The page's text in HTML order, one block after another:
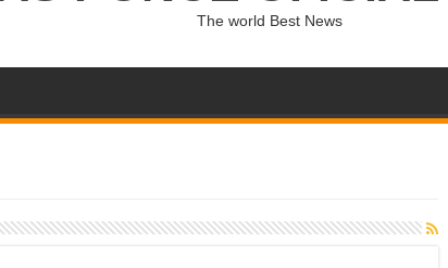
The world Best News